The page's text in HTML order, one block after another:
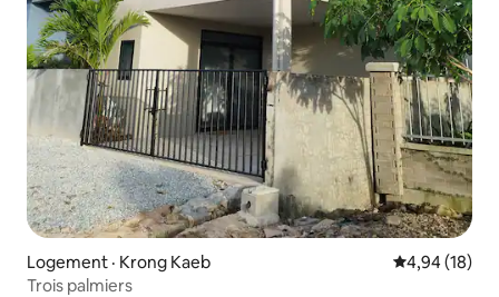
Logement · Krong Kaeb Note
4,94 (18)
Trois palmiers